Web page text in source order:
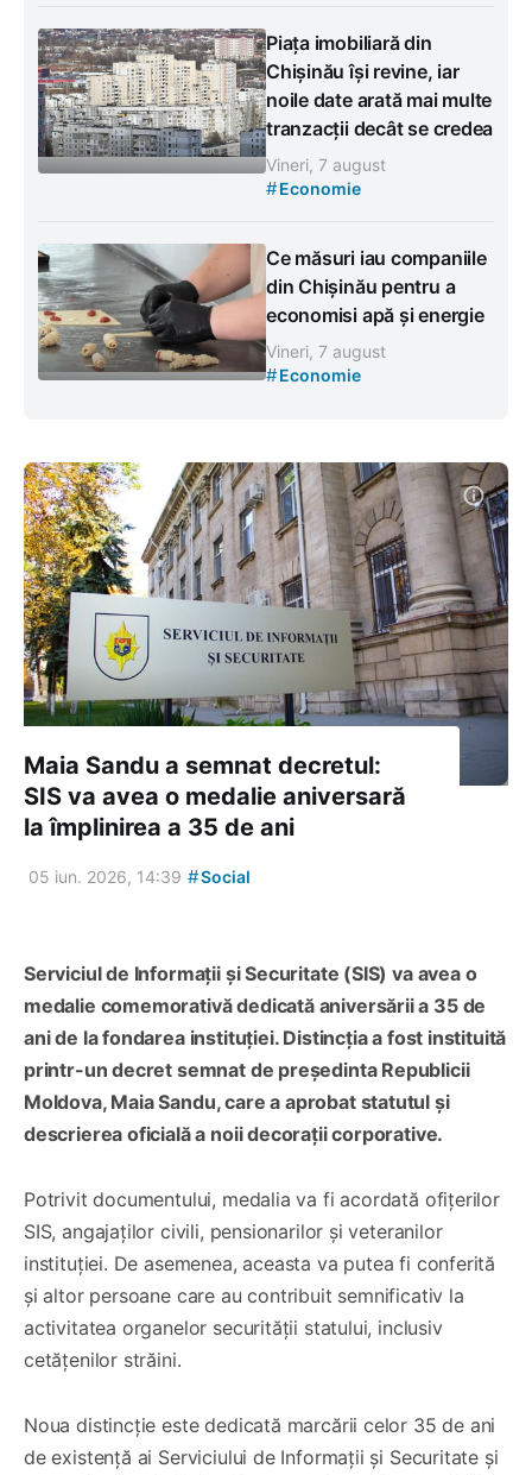
Piața imobiliară din
Chișinău își revine, iar
noile date arată mai multe
tranzacții decât se credea
Vineri, 7 august
#Economie
Ce măsuri iau companiile
din Chișinău pentru a
economisi apă și energie
Vineri, 7 august
#Economie
Maia Sandu a semnat decretul:
SIS va avea o medalie aniversară
la împlinirea a 35 de ani
05 iun. 2026, 14:39 #Social
Serviciul de Informații și Securitate (SIS) va avea o
medalie comemorativă dedicată aniversării a 35 de
ani de la fondarea instituției. Distincția a fost instituită
printr-un decret semnat de președinta Republicii
Moldova, Maia Sandu, care a aprobat statutul și
descrierea oficială a noii decorații corporative.
Potrivit documentului, medalia va fi acordată ofițerilor
SIS, angajaților civili, pensionarilor și veteranilor
instituției. De asemenea, aceasta va putea fi conferită
și altor persoane care au contribuit semnificativ la
activitatea organelor securității statului, inclusiv
cetățenilor străini.
Noua distincție este dedicată marcării celor 35 de ani
de existență ai Serviciului de Informații și Securitate și